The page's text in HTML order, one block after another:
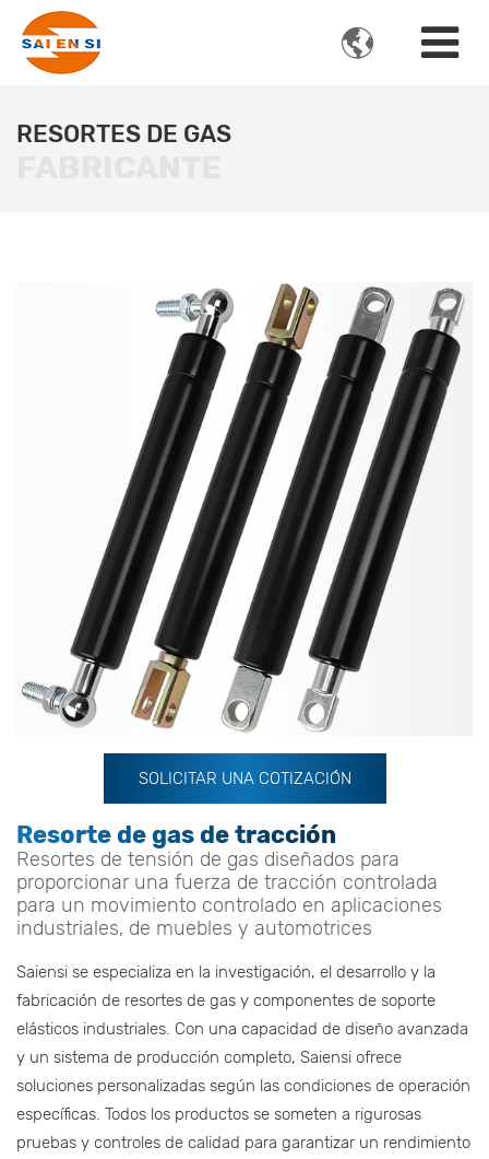

RESORTES DE GAS
SOLICITAR UNA COTIZACIÓN
Resorte de gas de tracción
Resortes de tensión de gas diseñados para
proporcionar una fuerza de tracción controlada
para un movimiento controlado en aplicaciones
industriales, de muebles y automotrices
Saiensi se especializa en la investigación, el desarrollo y la
fabricación de resortes de gas y componentes de soporte
elásticos industriales. Con una capacidad de diseño avanzada
y un sistema de producción completo, Saiensi ofrece
soluciones personalizadas según las condiciones de operación
específicas. Todos los productos se someten a rigurosas
pruebas y controles de calidad para garantizar un rendimiento